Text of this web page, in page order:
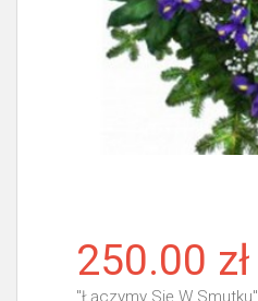
250.00 zł
"Łączymy Się W Smutku"